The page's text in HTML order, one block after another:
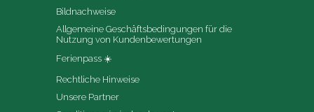
Bildnachweise
Allgemeine Geschäftsbedingungen für die
Nutzung von Kundenbewertungen
Ferienpass ☀️
Rechtliche Hinweise
Unsere Partner